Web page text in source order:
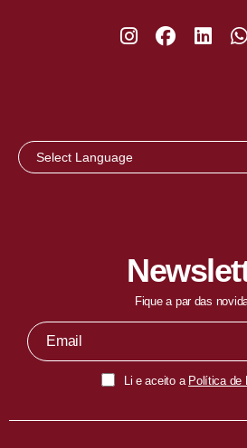
Fique a par das
Li e aceito a Política de